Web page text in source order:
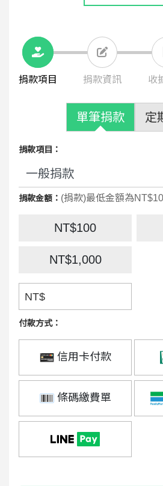
捐款項目 捐款資訊 收
單筆捐款 定
捐款項目：
捐款金額： (捐款)最低金額為
NT$100
NT$1,000
NT$
付款方式：
信用卡付款
條碼繳費單